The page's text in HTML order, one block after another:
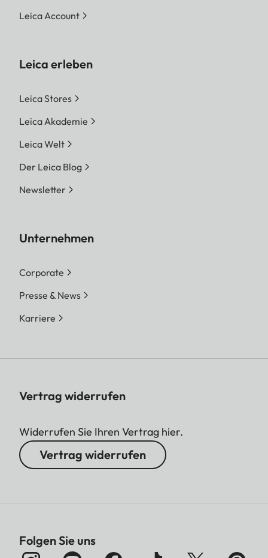
Leica Account
Leica erleben
Leica Stores
Leica Akademie
Leica Welt
Der Leica Blog
Newsletter
Unternehmen
Corporate
Presse & News
Karriere
Vertrag widerrufen
Widerrufen Sie Ihren Vertrag hier.
Vertrag widerrufen
Folgen Sie uns